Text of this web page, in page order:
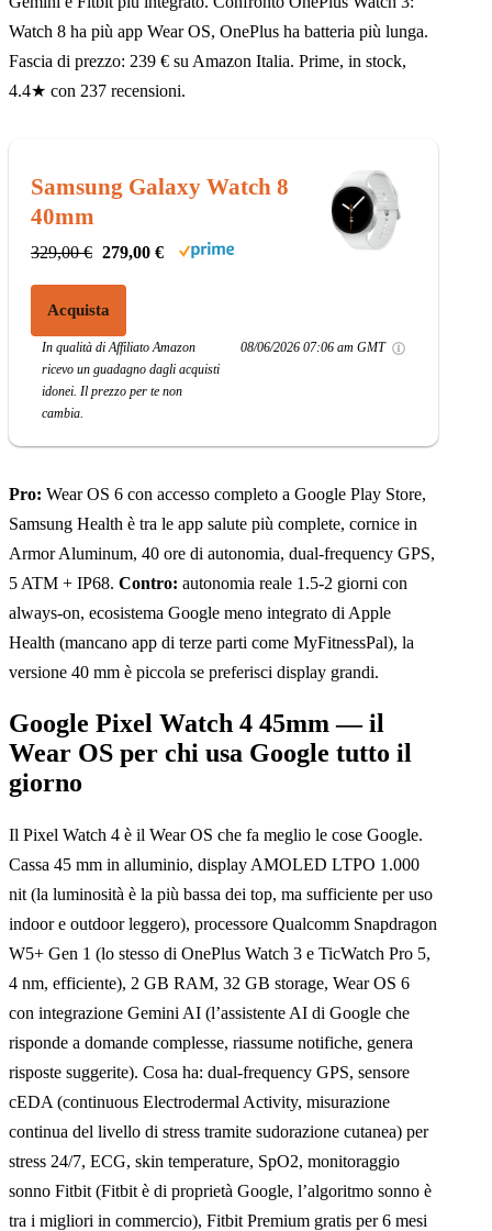
Watch 8 ha più app Wear OS, OnePlus ha batteria più lunga.
Fascia di prezzo: 239 € su Amazon Italia. Prime, in stock,
4.4★ con 237 recensioni.
Samsung Galaxy Watch 8
40mm
329,00 € 279,00 €
Acquista
In qualità di Affiliato Amazon
ricevo un guadagno dagli acquisti
idonei. Il prezzo per te non
cambia.
08/06/2026 07:06 am GMT
Pro: Wear OS 6 con accesso completo a Google Play Store,
Samsung Health è tra le app salute più complete, cornice in
Armor Aluminum, 40 ore di autonomia, dual-frequency GPS,
5 ATM + IP68. Contro: autonomia reale 1.5-2 giorni con
always-on, ecosistema Google meno integrato di Apple
Health (mancano app di terze parti come MyFitnessPal), la
versione 40 mm è piccola se preferisci display grandi.
Google Pixel Watch 4 45mm — il
Wear OS per chi usa Google tutto il
giorno
Il Pixel Watch 4 è il Wear OS che fa meglio le cose Google.
Cassa 45 mm in alluminio, display AMOLED LTPO 1.000
nit (la luminosità è la più bassa dei top, ma sufficiente per uso
indoor e outdoor leggero), processore Qualcomm Snapdragon
W5+ Gen 1 (lo stesso di OnePlus Watch 3 e TicWatch Pro 5,
4 nm, efficiente), 2 GB RAM, 32 GB storage, Wear OS 6
con integrazione Gemini AI (l’assistente AI di Google che
risponde a domande complesse, riassume notifiche, genera
risposte suggerite). Cosa ha: dual-frequency GPS, sensore
cEDA (continuous Electrodermal Activity, misurazione
continua del livello di stress tramite sudorazione cutanea) per
stress 24/7, ECG, skin temperature, SpO2, monitoraggio
sonno Fitbit (Fitbit è di proprietà Google, l’algoritmo sonno è
tra i migliori in commercio), Fitbit Premium gratis per 6 mesi